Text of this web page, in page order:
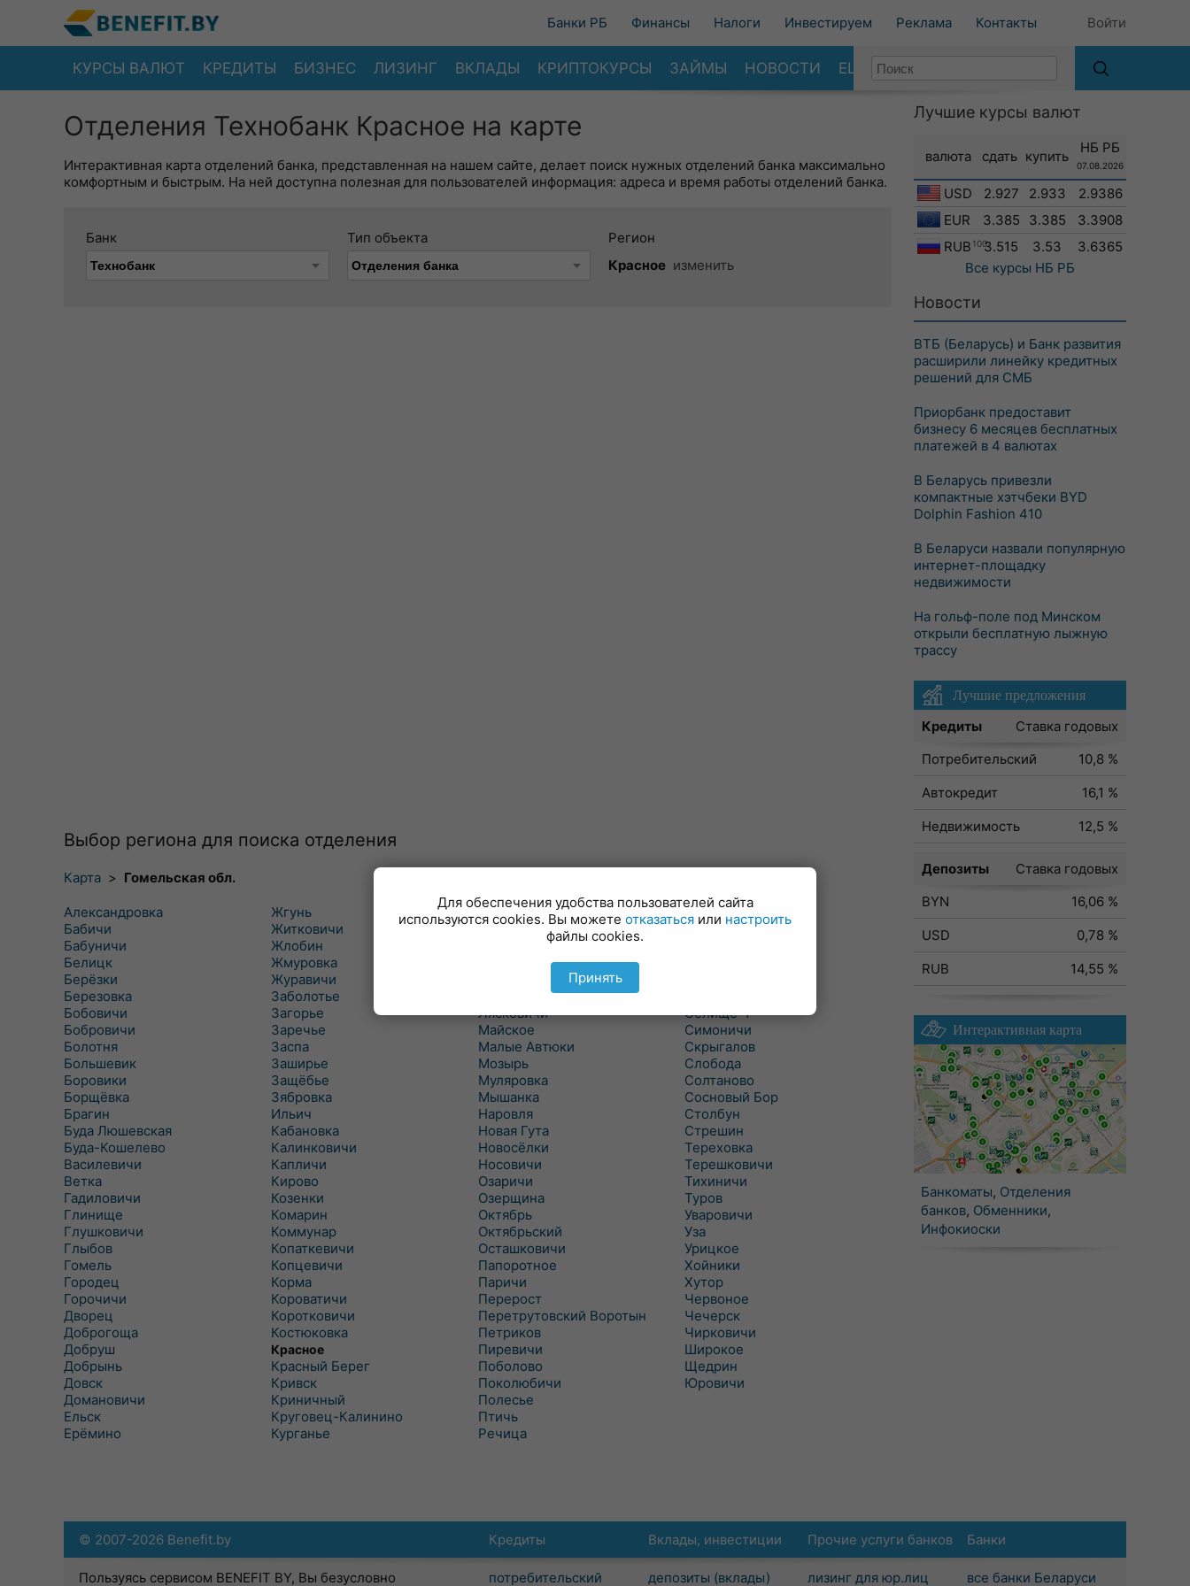
Банки РБ Финансы Налоги Инвестируем Реклама Контакты Войти
КУРСЫ ВАЛЮТ КРЕДИТЫ БИЗНЕС ЛИЗИНГ ВКЛАДЫ КРИПТОКУРСЫ ЗАЙМЫ НОВОСТИ ЕЩЕ
Отделения Технобанк Красное на карте
Интерактивная карта отделений банка, представленная на нашем сайте, делает поиск нужных отделений банка максимально
комфортным и быстрым. На ней доступна полезная для пользователей информация: адреса и время работы отделений банка.
Банк Тип объекта
Регион
Красное изменить
Выбор региона для поиска отделения
Карта > Гомельская обл.
Александровка
Бабичи
Бабуничи
Белицк
Берёзки
Березовка
Бобовичи
Бобровичи
Болотня
Большевик
Боровики
Борщёвка
Брагин
Буда Люшевская
Буда-Кошелево
Василевичи
Ветка
Гадиловичи
Глинище
Глушковичи
Глыбов
Гомель
Городец
Горочичи
Дворец
Доброгоща
Добруш
Добрынь
Довск
Домановичи
Ельск
Ерёмино
Жгунь
Житковичи
Жлобин
Жмуровка
Журавичи
Заболотье
Загорье
Заречье
Заспа
Заширье
Защёбье
Зябровка
Ильич
Кабановка
Калинковичи
Капличи
Кирово
Козенки
Комарин
Коммунар
Копаткевичи
Копцевичи
Корма
Короватичи
Коротковичи
Костюковка
Красное
Красный Берег
Кривск
Криничный
Круговец-Калинино
Курганье
Куритичи
Лельчицы
Лясковичи
Майское
Малые Автюки
Мозырь
Муляровка
Мышанка
Наровля
Новая Гута
Новосёлки
Носовичи
Озаричи
Озерщина
Октябрь
Октябрьский
Осташковичи
Папоротное
Паричи
Перерост
Перетрутовский Воротын
Петриков
Пиревичи
Поболово
Поколюбичи
Полесье
Птичь
Речица
Ровенская Слобода
Рогачев
Селище-1
Симоничи
Скрыгалов
Слобода
Солтаново
Сосновый Бор
Столбун
Стрешин
Тереховка
Терешковичи
Тихиничи
Туров
Уваровичи
Уза
Урицкое
Хойники
Хутор
Червоное
Чечерск
Чирковичи
Широкое
Щедрин
Юровичи
Лучшие курсы валют
валюта сдать купить
НБ РБ
07.08.2026
USD 2.927 2.933
2.9386
EUR
3.385 3.385
3.3908
RUB 1003.515 3.53
3.6365
Все курсы НБ РБ
Новости
ВТБ (Беларусь) и Банк развития
расширили линейку кредитных
решений для СМБ
Приорбанк предоставит
бизнесу 6 месяцев бесплатных
платежей в 4 валютах
В Беларусь привезли
компактные хэтчбеки BYD
Dolphin Fashion 410
В Беларуси назвали популярную
интернет-площадку
недвижимости
На гольф-поле под Минском
открыли бесплатную лыжную
трассу
Лучшие предложения
Кредиты
Ставка годовых
Потребительский
10,8 %
Автокредит
16,1 %
Недвижимость
12,5 %
Депозиты
Ставка годовых
BYN
16,06 %
USD
0,78 %
RUB
14,55 %
Интерактивная карта
Банкоматы, Отделения
банков, Обменники,
Инфокиоски
Кредиты
потребительский
Вклады, инвестиции
депозиты (вклады)
Прочие услуги банков
лизинг для юр.лиц
Банки
все банки Беларуси
© 2007-2026 Benefit.by
Пользуясь сервисом BENEFIT BY, Вы безусловно
Для обеспечения удобства пользователей сайта
используются cookies. Вы можете отказаться или настроить
файлы cookies.
Принять